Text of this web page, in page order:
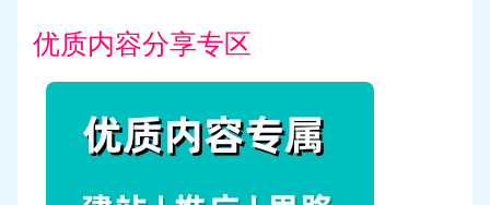
优质内容分享专区